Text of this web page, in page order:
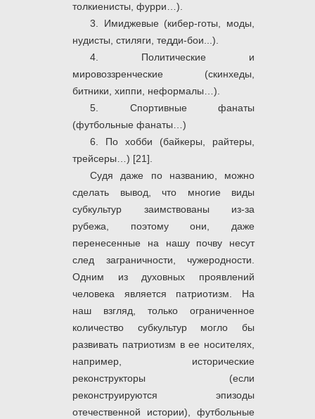
толкиенисты, фурри…).
3. Имиджевые (кибер-готы, моды,
нудисты, стиляги, тедди-бои...).
4. Политические и
мировоззренческие (скинхеды,
битники, хиппи, неформалы…).
5. Спортивные фанаты
(футбольные фанаты…)
6. По хобби (байкеры, райтеры,
трейсеры…) [21].
Судя даже по названию, можно
сделать вывод, что многие виды
субкультур заимствованы из-за
рубежа, поэтому они, даже
перенесенные на нашу почву несут
след заграничности, чужеродности.
Одним из духовных проявлений
человека является патриотизм. На
наш взгляд, только ограниченное
количество субкультур могло бы
развивать патриотизм в ее носителях,
например, исторические
реконструкторы (если
реконструируются эпизоды
отечественной истории), футбольные